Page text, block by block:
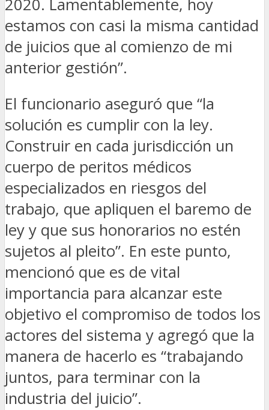
2020. Lamentablemente, hoy
estamos con casi la misma cantidad
de juicios que al comienzo de mi
anterior gestión”.
El funcionario aseguró que “la
solución es cumplir con la ley.
Construir en cada jurisdicción un
cuerpo de peritos médicos
especializados en riesgos del
trabajo, que apliquen el baremo de
ley y que sus honorarios no estén
sujetos al pleito”. En este punto,
mencionó que es de vital
importancia para alcanzar este
objetivo el compromiso de todos los
actores del sistema y agregó que la
manera de hacerlo es “trabajando
juntos, para terminar con la
industria del juicio”.